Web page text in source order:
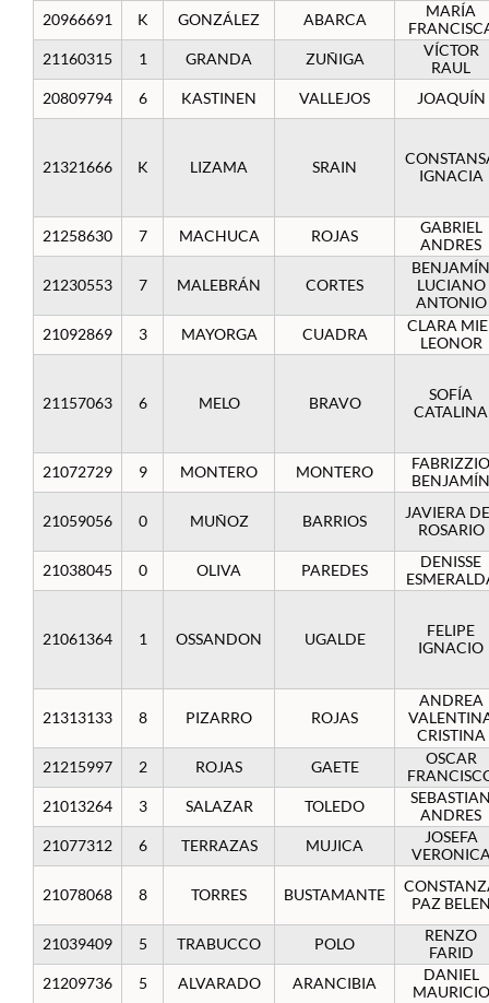
20966691
K GONZÁLEZ ABARCA
MARÍA
21160315
1 GRANDA ZUÑIGA
VÍCTOR
RAUL
20809794
6 KASTINEN VALLEJOS JOAQUÍN
21321666 K LIZAMA SRAIN
IGNACIA
21258630 7 MACHUCA ROJAS
GABRIEL
ANDRES
21230553 7 MALEBRÁN CORTES
BENJAMÍN
LUCIANO
ANTONIO
21092869
3 MAYORGA CUADRA
CLARA
LEONOR
21157063 6 MELO BRAVO
SOFÍA
CATALINA
21072729 9 MONTERO MONTERO
FABRIZZIO
BENJAMÍN
21059056 0 MUÑOZ BARRIOS
JAVIERA
ROSARIO
21038045 0 OLIVA PAREDES
DENISSE
21061364 1 OSSANDON UGALDE
FELIPE
IGNACIO
21313133 8 PIZARRO ROJAS
ANDREA
CRISTINA
21215997
2 ROJAS GAETE
OSCAR
21013264
3 SALAZAR TOLEDO
ANDRES
21077312
6 TERRAZAS MUJICA
JOSEFA
21078068 8 TORRES BUSTAMANTE
PAZ
21039409 5 TRABUCCO POLO
RENZO
FARID
21209736
5 ALVARADO ARANCIBIA
DANIEL
MAURICIO